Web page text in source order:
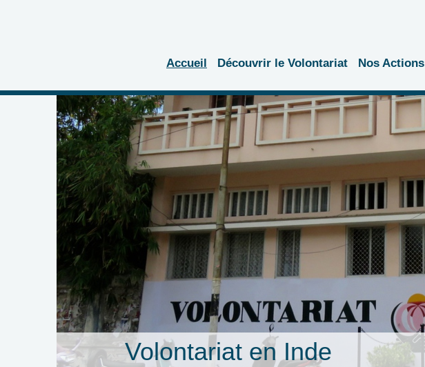
Accueil Découvrir le Volontariat Nos Actions
Volontariat en Inde